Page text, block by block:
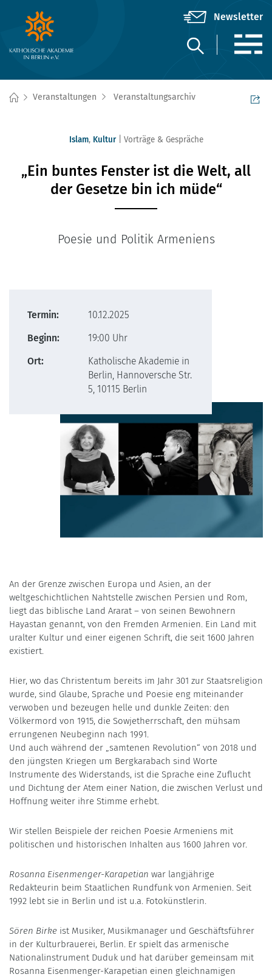
Veranstaltungen Veranstaltungsarchiv
Islam, Kultur Vorträge & Gespräche
„Ein buntes Fenster ist die Welt, all
der Gesetze bin ich müde“
Poesie und Politik Armeniens
Termin:
10.12.2025
Beginn:
19:00 Uhr
Ort:
Katholische Akademie in
Berlin, Hannoversche Str.
5, 10115 Berlin
An der Grenze zwischen Europa und Asien, an der
weltgeschichtlichen Nahtstelle zwischen Persien und Rom,
liegt das biblische Land Ararat – von seinen Bewohnern
Hayastan genannt, von den Fremden Armenien. Ein Land mit
uralter Kultur und einer eigenen Schrift, die seit 1600 Jahren
existiert.
Hier, wo das Christentum bereits im Jahr 301 zur Staatsreligion
wurde, sind Glaube, Sprache und Poesie eng miteinander
verwoben und bezeugen helle und dunkle Zeiten: den
Völkermord von 1915, die Sowjetherrschaft, den mühsam
errungenen Neubeginn nach 1991.
Und auch während der „samtenen Revolution“ von 2018 und
den jüngsten Kriegen um Bergkarabach sind Worte
Instrumente des Widerstands, ist die Sprache eine Zuflucht
und Dichtung der Atem einer Nation, die zwischen Verlust und
Hoffnung weiter ihre Stimme erhebt.
Wir stellen Beispiele der reichen Poesie Armeniens mit
politischen und historischen Inhalten aus 1600 Jahren vor.
Rosanna Eisenmenger-Karapetian war langjährige
Redakteurin beim Staatlichen Rundfunk von Armenien. Seit
1992 lebt sie in Berlin und ist u.a. Fotokünstlerin.
Sören Birke ist Musiker, Musikmanager und Geschäftsführer
in der Kulturbrauerei, Berlin. Er spielt das armenische
Nationalinstrument Duduk und hat darüber gemeinsam mit
Rosanna Eisenmenger-Karapetian einen gleichnamigen